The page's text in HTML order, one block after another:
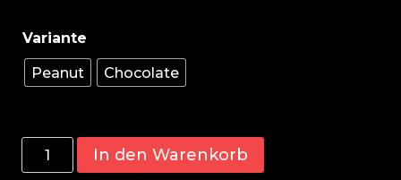
Peanut Chocolate
M&M
M
In den Warenkorb